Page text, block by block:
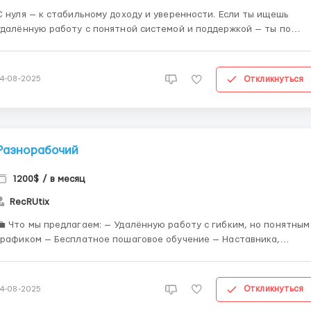
нуля — к стабильному доходу и уверенности. Если ты ищешь
работу с понятной системой и поддержкой — ты по
08-2025 Откликнуться
1200$ / в месяц
RecRUtix
Что мы предлагаем: — Удалённую работу с гибким, но понятным
— Бесплатное пошаговое обучение — Наставника,
руководящей должности 🔍 Требования: ...
08-2025 Откликнуться